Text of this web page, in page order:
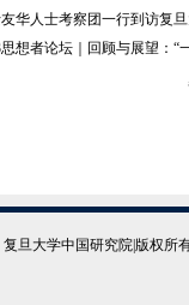
华人士考察团一行到访复
思想者论坛｜回顾与展望：“
复旦大学中国研究院|版权所